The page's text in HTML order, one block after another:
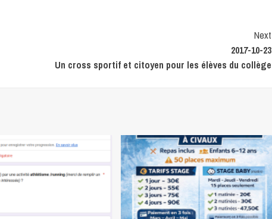
Next
2017-10-23
Un cross sportif et citoyen pour les élèves du collège